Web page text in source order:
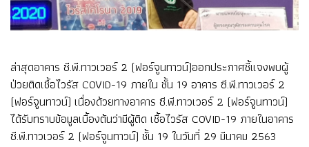
ล่าสุดอาคาร ซี.พี.ทาวเวอร์ 2 (ฟอร์จูนทาวน์)ออกประกาศชี้แจงพบผู้
ป่วยติดเชื้อไวรัส COVID-19 ภายใน ชั้น 19 อาคาร ซี.พี.ทาวเวอร์ 2
(ฟอร์จูนทาวน์) เนื่องด้วยทางอาคาร ซี.พี.ทาวเวอร์ 2 (ฟอร์จูนทาวน์)
ได้รับทราบข้อมูลเบื้องต้นว่ามีผู้ติด เชื้อไวรัส COVID-19 ภายในอาคาร
ซี.พี.ทาวเวอร์ 2 (ฟอร์จูนทาวน์) ชั้น 19 ในวันที่ 29 มีนาคม 2563